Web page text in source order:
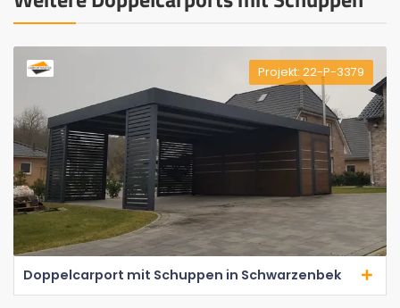
Projekt: 22-P-3379
Doppelcarport mit Schuppen in Schwarzenbek